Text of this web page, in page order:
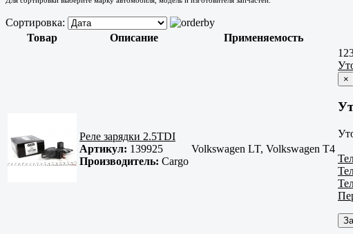
Сортировка:
Товар
Описание Применяемость
Реле зарядки 2.5TDI
Артикул: 139925
Производитель: Cargo
Volkswagen LT, Volkswagen T4
×